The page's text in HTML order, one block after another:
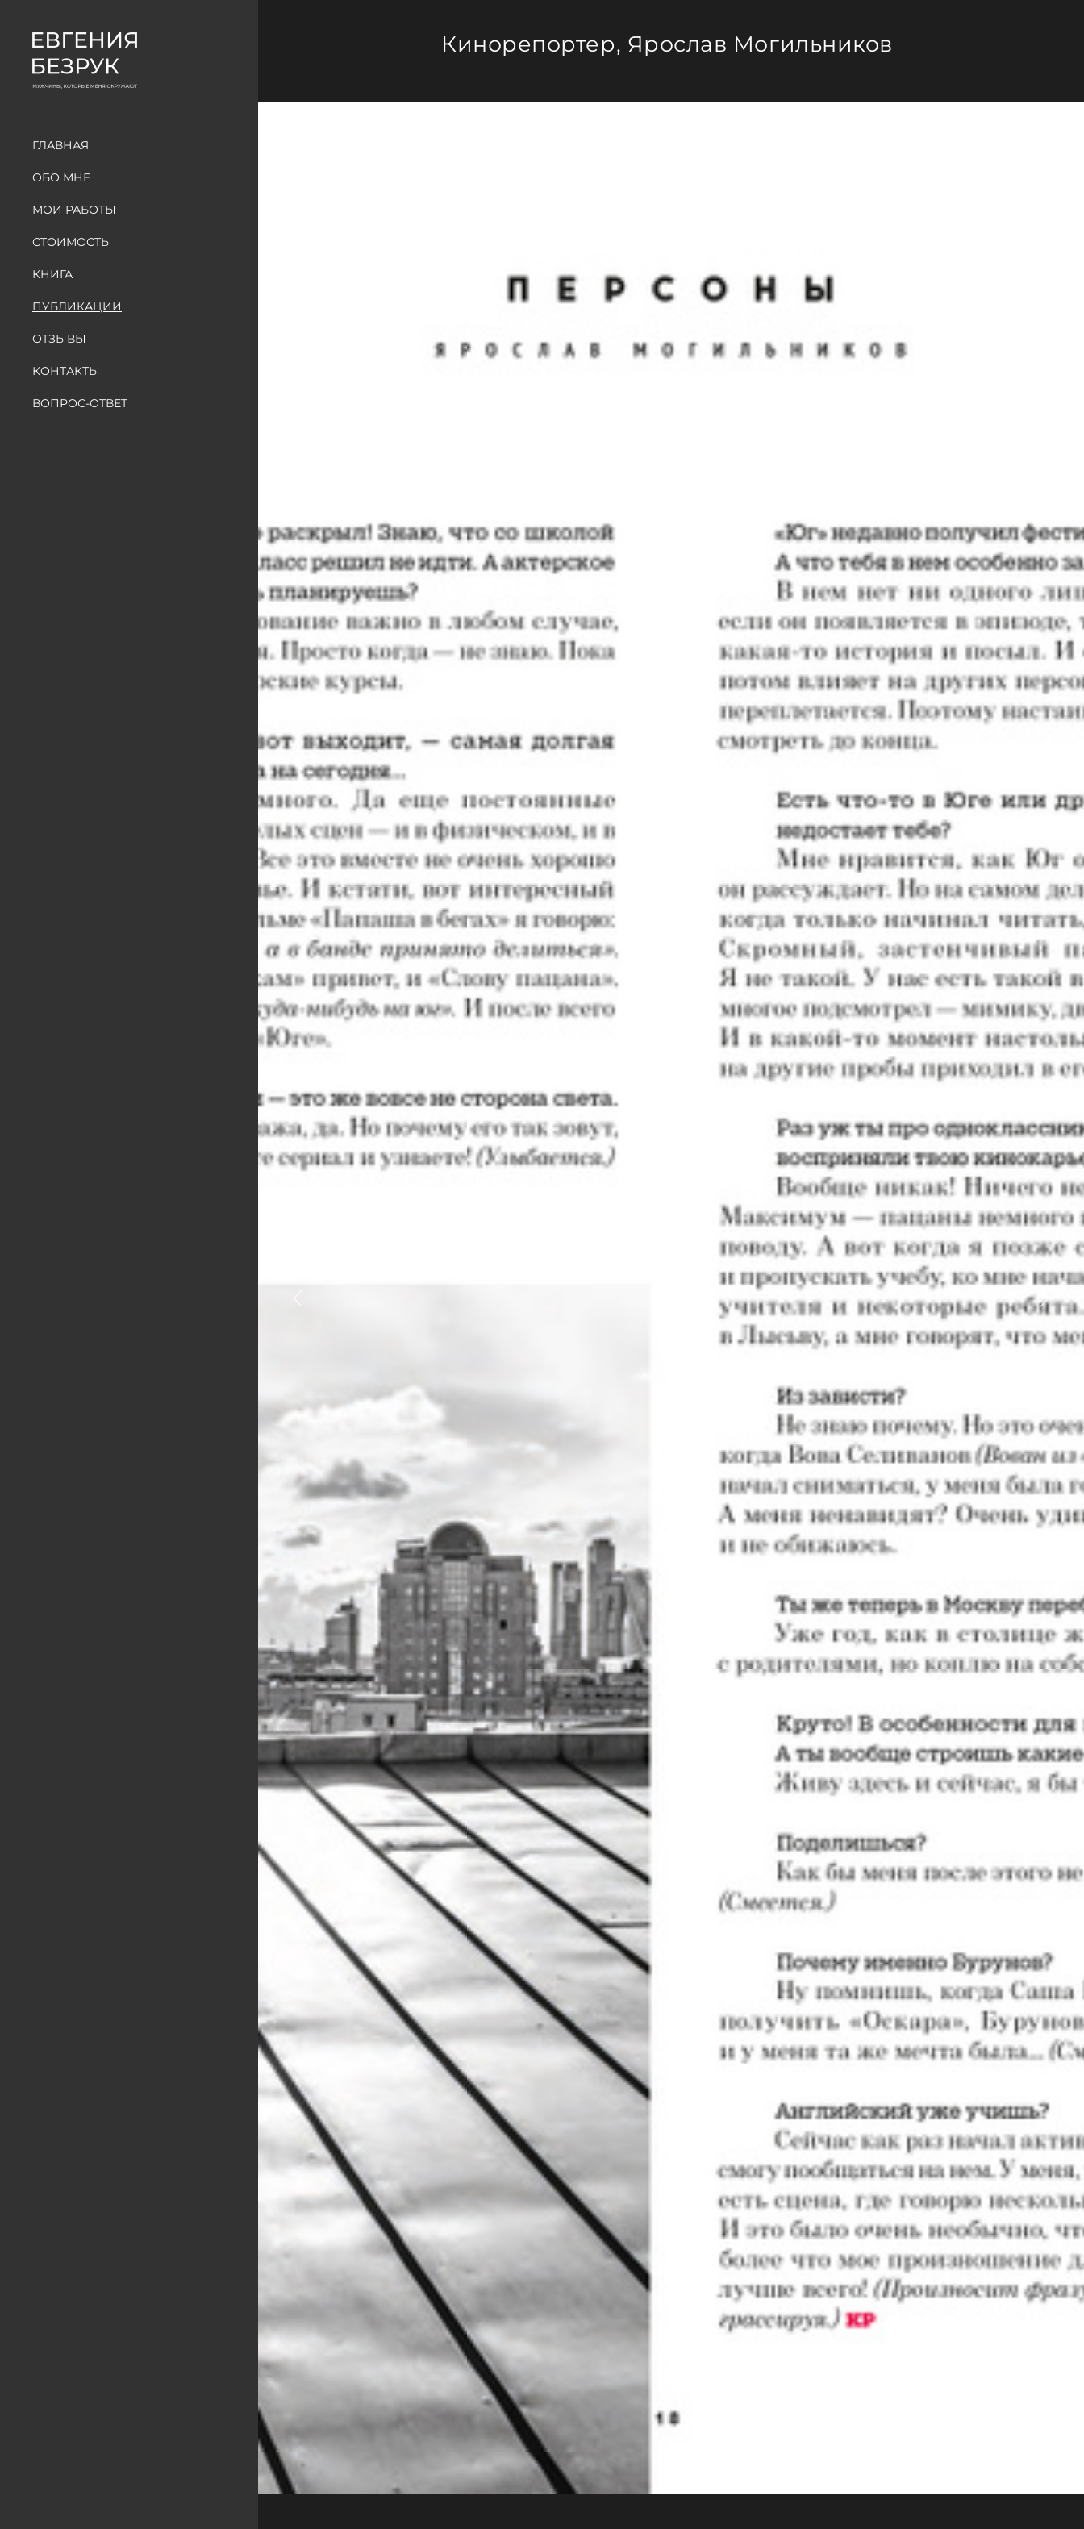
ГЛАВНАЯ
ОБО МНЕ
МОИ РАБОТЫ
СТОИМОСТЬ
КНИГА
ПУБЛИКАЦИИ
ОТЗЫВЫ
КОНТАКТЫ
ВОПРОС-ОТВЕТ
Кинорепортер, Ярослав Могильников